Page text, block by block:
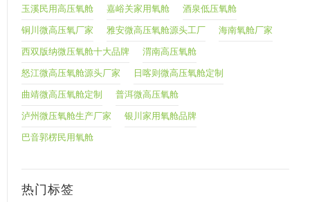
玉溪民用高压氧舱 嘉峪关家用氧舱 酒泉低压氧舱
铜川微高压氧厂家 雅安微高压氧舱源头工厂 海南氧舱厂家
西双版纳微压氧舱十大品牌 渭南高压氧舱
怒江微高压氧舱源头厂家 日喀则微高压氧舱定制
曲靖微高压氧舱定制 普洱微高压氧舱
泸州微压氧舱生产厂家 银川家用氧舱品牌
巴音郭楞民用氧舱
热门标签